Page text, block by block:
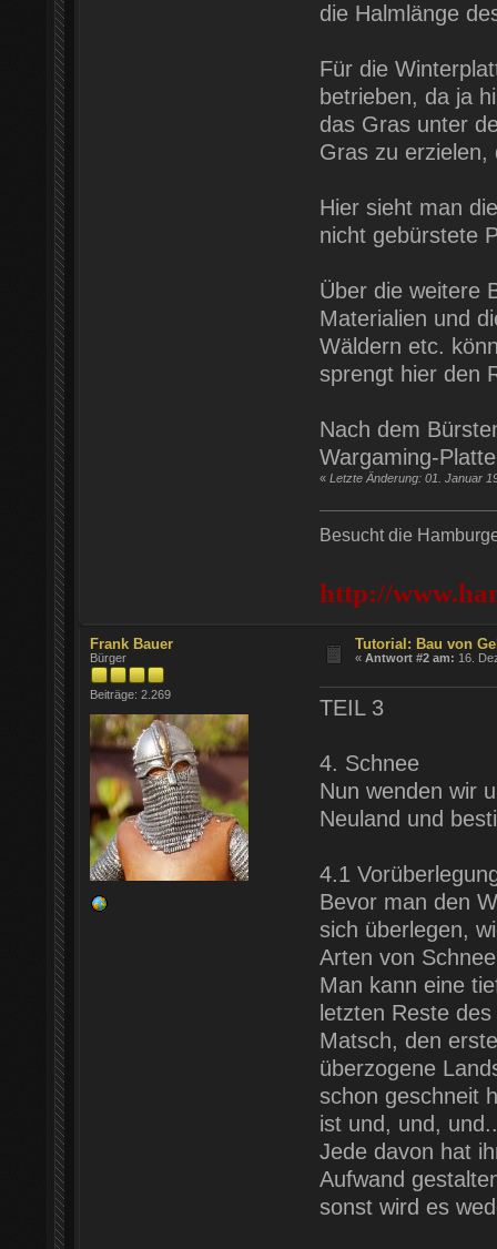
die Halmlänge
Für die
betrieben, da ja
das Gras unter
Gras zu erzielen,
Hier sieht man
nicht gebürstete
Über die weitere
Materialien und
Wäldern etc.
sprengt hier den
Nach dem
Wargaming-
« Letzte Änderung: 01. Januar
Besucht die
http://
Frank Bauer
Bürger
Beiträge: 2.269
Tutorial: Bau von
«Antwort #2 am: 16.
TEIL 3
4. Schnee
Nun wenden wir
Neuland und
4.1
Bevor man den
sich überlegen,
Arten von
Man kann eine
letzten Reste
Matsch, den
überzogene
schon geschneit
ist und, und,
Jede davon hat
Aufwand
sonst wird es